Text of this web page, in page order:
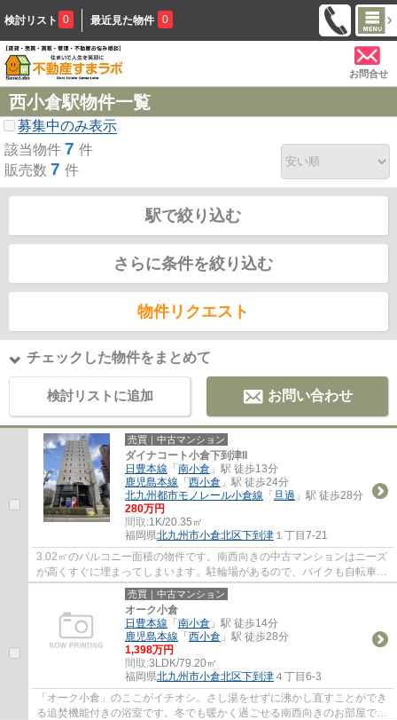
検討リスト 0 最近見た物件 0
お問合せ
西小倉駅物件一覧
募集中のみ表示
該当物件 7 件
販売数 7 件
駅で絞り込む
さらに条件を絞り込む
物件リクエスト
チェックした物件をまとめて
検討リストに追加 お問い合わせ
売買｜中古マンション
ダイナコート小倉下到津II
日豊本線 「 南小倉 」駅 徒歩13分
鹿児島本線 「 西小倉 」駅 徒歩24分
北九州都市モノレール小倉線 「 旦過 」駅 徒歩28分
280万円
間取:1K/20.35㎡
福岡県北九州市小倉北区下到津 １丁目7-21
3.02㎡のバルコニー面積の物件です。南西向きの中古マンションはニーズ
が高くすぐに埋まってしまいます。駐輪場があるので、バイクも自転車も
置いておくことができます。専有面積20.35...
売買｜中古マンション
オーク小倉
日豊本線 「 南小倉 」駅 徒歩14分
鹿児島本線 「 西小倉 」駅 徒歩28分
1,398万円
間取:3LDK/79.20㎡
福岡県北九州市小倉北区下到津 ４丁目6-3
「オーク小倉」のここがイチオシ。さし湯をせずに沸かし直すことができ
る追焚機能付きの浴室です。冬でも暖かく過ごせる南西向きのお部屋で